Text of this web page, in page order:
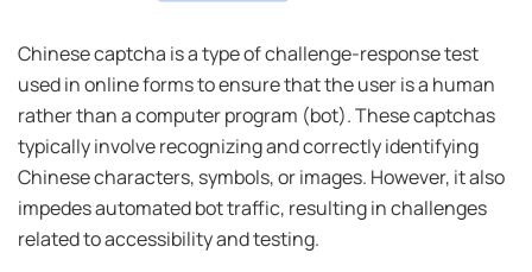
Chinese captcha is a type of challenge-response test
used in online forms to ensure that the user is a human
rather than a computer program (bot). These captchas
typically involve recognizing and correctly identifying
Chinese characters, symbols, or images. However, it also
impedes automated bot traffic, resulting in challenges
related to accessibility and testing.